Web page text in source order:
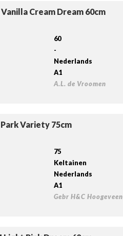
Cream Dream 60cm
60
-
Nederlands
A1
A.L. de Vroomen
Variety 75cm
75
Keltainen
Nederlands
A1
Gebr H&C Hoogeveen